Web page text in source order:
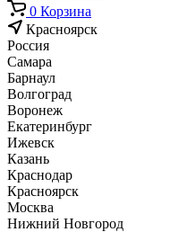
0 Корзина
Красноярск
Россия
Самара
Барнаул
Волгоград
Воронеж
Екатеринбург
Ижевск
Казань
Краснодар
Красноярск
Москва
Нижний Новгород